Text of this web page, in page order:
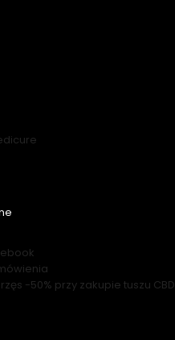
-50% przy zakupie tuszu CBD